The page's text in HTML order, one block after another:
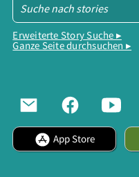
Erweiterte Story Suche ▸
Ganze Seite durchsuchen ▸
App Store